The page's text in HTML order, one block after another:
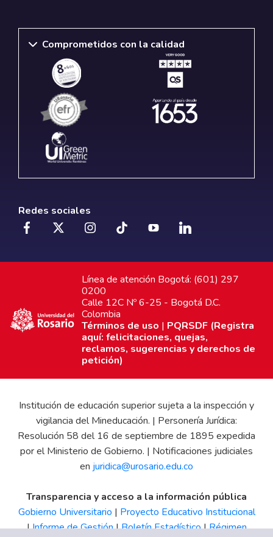
Comprometidos con la calidad
Redes sociales
Línea de atención Bogotá: (601) 297
0200
Calle 12C Nº 6-25 - Bogotá D.C.
Colombia
Términos de uso | PQRSDF (Registra
aquí: felicitaciones, quejas,
reclamos, sugerencias y derechos de
petición)
Institución de educación superior sujeta a la inspección y
vigilancia del Mineducación. | Personería Jurídica:
Resolución 58 del 16 de septiembre de 1895 expedida
por el Ministerio de Gobierno. | Notificaciones judiciales
en juridica@urosario.edu.co
Transparencia y acceso a la información pública
Gobierno Universitario | Proyecto Educativo Institucional
|Informe de Gestión|Boletín Estadístico|Régimen